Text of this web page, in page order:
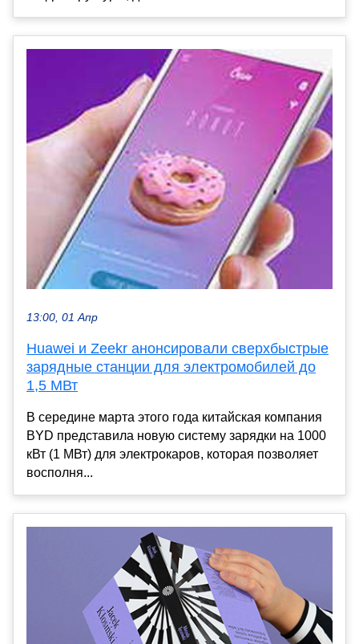
13:00, 01 Апр
Huawei и Zeekr анонсировали сверхбыстрые
зарядные станции для электромобилей до
1,5 МВт
В середине марта этого года китайская компания
BYD представила новую систему зарядки на 1000
кВт (1 МВт) для электрокаров, которая позволяет
восполня...